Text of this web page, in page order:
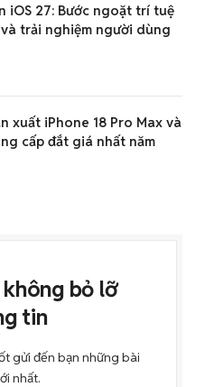
iOS 27: Bước ngoặt trí tuệ
trải nghiệm người dùng
xuất iPhone 18 Pro Max và
cấp đắt giá nhất năm
bỏ lỡ
tin
gửi đến bạn những bài
nhất.